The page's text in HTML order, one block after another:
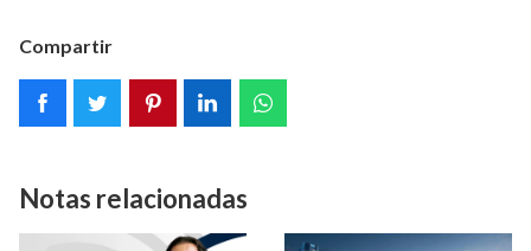
Compartir
Notas relacionadas